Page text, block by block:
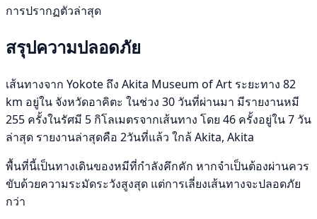
การปรากฏตัวล่าสุด
สรุปความปลอดภัย
เส้นทางจาก Yokote ถึง Akita Museum of Art ระยะทาง 82
km อยู่ใน จังหวัดอาคิตะ ในช่วง 30 วันที่ผ่านมา มีรายงานหมี
255 ครั้งในรัศมี 5 กิโลเมตรจากเส้นทาง โดย 46 ครั้งอยู่ใน 7 วัน
ล่าสุด รายงานล่าสุดคือ 2วันที่แล้ว ใกล้ Akita, Akita
พื้นที่นี้เป็นทางเดินของหมีที่กำลังคึกคัก หากจำเป็นต้องผ่านควร
ขับด้วยความระมัดระวังสูงสุด แต่การเลี่ยงเส้นทางจะปลอดภัย
กว่า